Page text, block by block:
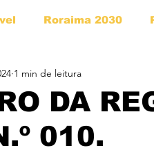
Roraima 2030
DA
010.
1 min de leitura